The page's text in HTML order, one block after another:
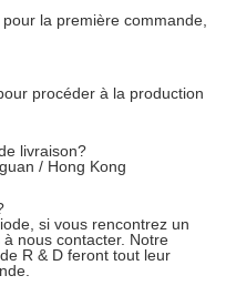
la première commande,
procéder à la production
livraison?
/ Hong Kong
si vous rencontrez un
nous contacter. Notre
R & D feront tout leur